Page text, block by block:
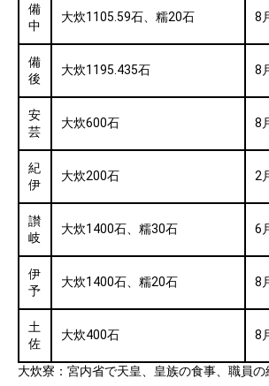
備
中
大炊1105.59石、糯20石 8
備
後
大炊1195.435石 8
安
芸
大炊600石 8
紀
伊
大炊200石 2
讃
岐
大炊1400石、糯30石 6
伊
予
大炊1400石、糯20石 8
土
佐
大炊400石 8
大炊寮：宮内省で天皇、皇族の食事、職員